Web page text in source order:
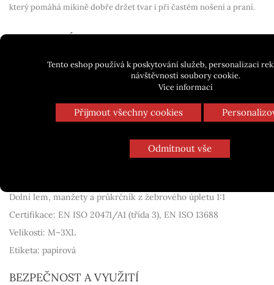
Tento eshop používá k poskytování služeb, personalizaci
návštěvnosti soubory cookie.
Více informací
Přijmout všechny cookies
Odmítnout vše
který pomáhá mikině dobře držet tvar i při častém nošení a praní.
TECHNICKÉ PARAMETRY
Materiál: výplňková pletenina
Složení: 100 % polyester
Certifikované retroreflexní pruhy 3M
Dolní lem, manžety a průkrčník z žebrového úpletu 1:1
Certifikace: EN ISO 20471/A1 (třída 3), EN ISO 13688
Velikosti: M–3XL
Etiketa: papírová
BEZPEČNOST A VYUŽITÍ